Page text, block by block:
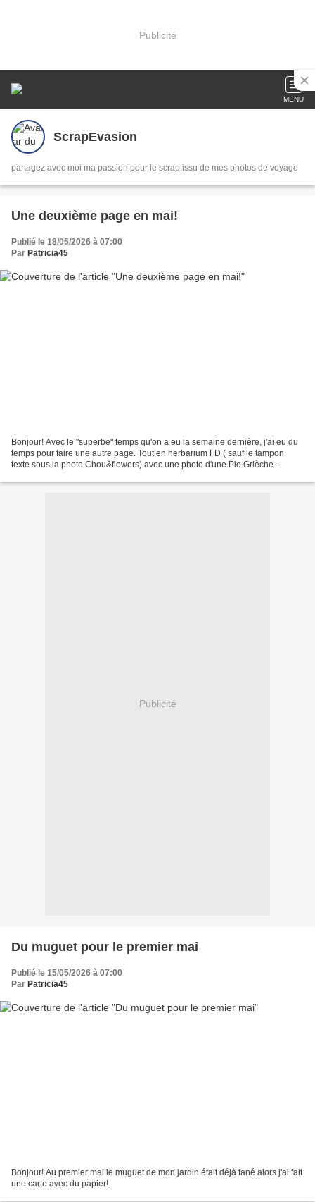
Publicité
MENU
ScrapEvasion
partagez avec moi ma passion pour le scrap issu de mes photos de voyage
Une deuxième page en mai!
Publié le 18/05/2026 à 07:00
Par Patricia45
Bonjour! Avec le "superbe" temps qu'on a eu la semaine dernière, j'ai eu du
temps pour faire une autre page. Tout en herbarium FD ( sauf le tampon
texte sous la photo Chou&flowers) avec une photo d'une Pie Grièche
Publicité
Du muguet pour le premier mai
Publié le 15/05/2026 à 07:00
Par Patricia45
Bonjour! Au premier mai le muguet de mon jardin était déjà fané alors j'ai fait
une carte avec du papier!